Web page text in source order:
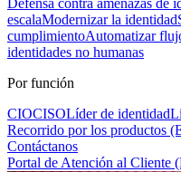
Defensa contra amenazas de
escalaModernizar la identidad
cumplimientoAutomatizar
identidades no humanas
Por función
CIOCISOLíder de identidad
Recorrido por los productos
Contáctanos
Portal de Atención al Cliente